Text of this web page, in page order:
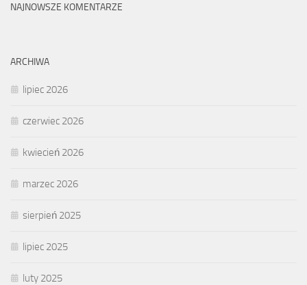
NAJNOWSZE KOMENTARZE
ARCHIWA
lipiec 2026
czerwiec 2026
kwiecień 2026
marzec 2026
sierpień 2025
lipiec 2025
luty 2025